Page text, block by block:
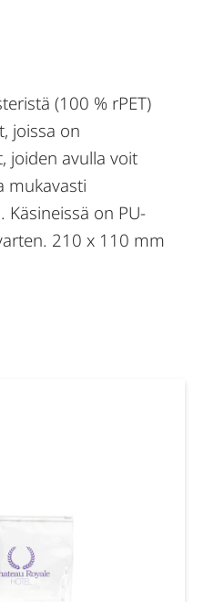
(100 % rPET)
joissa on
joiden avulla voit
mukavasti
Käsineissä on PU-
210 x 110 mm